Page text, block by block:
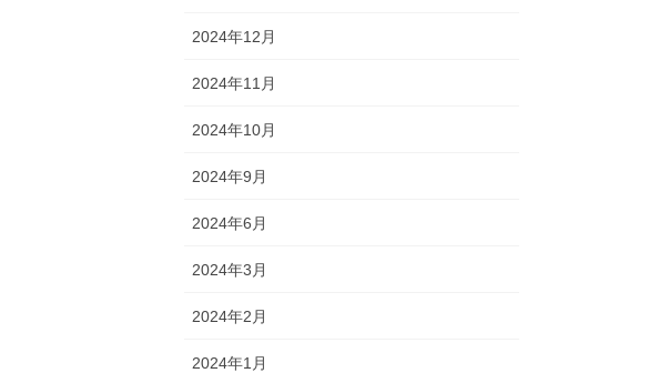
2024年12月
2024年11月
2024年10月
2024年9月
2024年6月
2024年3月
2024年2月
2024年1月